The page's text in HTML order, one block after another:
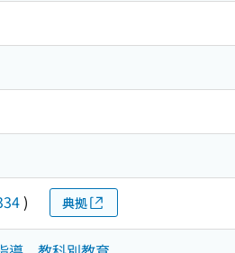
) 典拠